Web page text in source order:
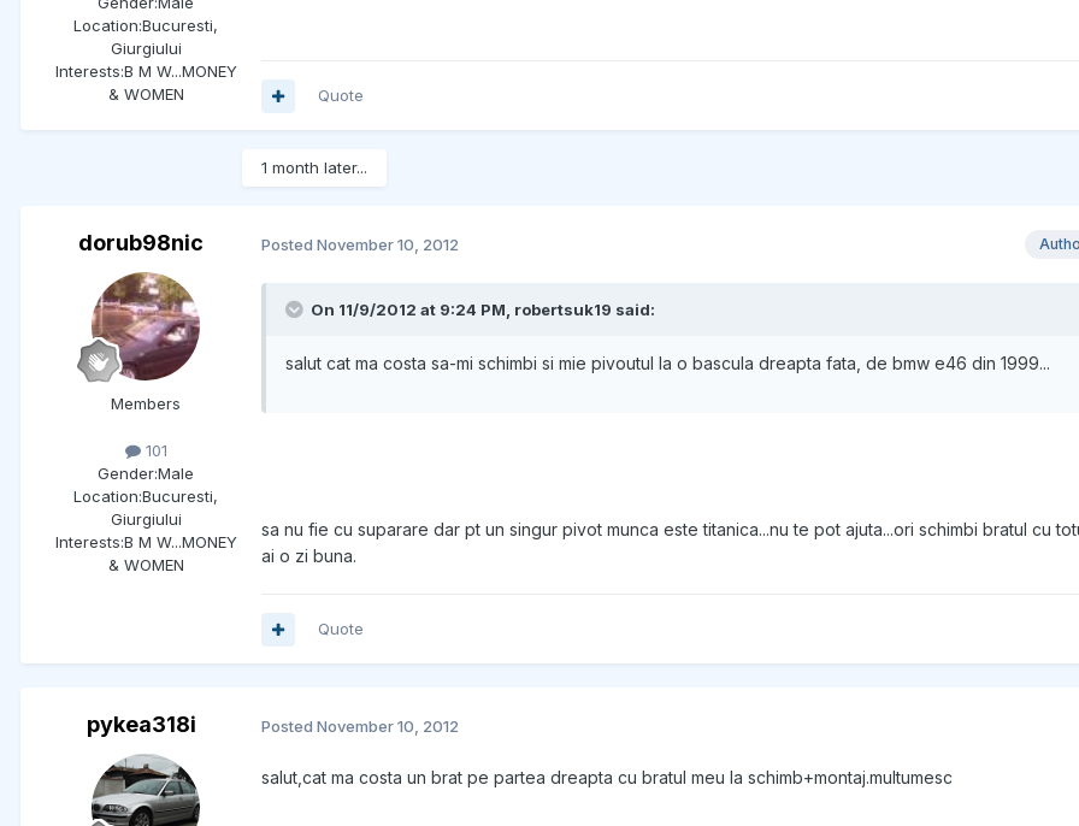
Location:Bucuresti,
Giurgiului
Interests:B M W...MONEY
& WOMEN
Quote
1 month later...
dorub98nic
Members
101
Gender:Male
Location:Bucuresti,
Giurgiului
Interests:B M W...MONEY
& WOMEN
Posted November 10, 2012
On 11/9/2012 at 9:24 PM, robertsuk19 said:
salut cat ma costa sa-mi schimbi si mie pivoutul la o bascula dreapta fata, de bmw e46 din 1999...
sa nu fie cu suparare dar pt un singur pivot munca este titanica...nu te pot ajuta...ori schimbi bratul cu
ai o zi buna.
Quote
pykea318i Posted November 10, 2012
salut,cat ma costa un brat pe partea dreapta cu bratul meu la schimb+montaj.multumesc